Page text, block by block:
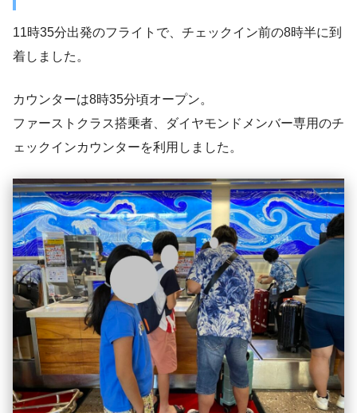
11時35分出発のフライトで、チェックイン前の8時半に到
着しました。
カウンターは8時35分頃オープン。
ファーストクラス搭乗者、ダイヤモンドメンバー専用のチ
ェックインカウンターを利用しました。